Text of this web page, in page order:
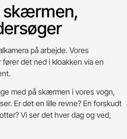
skærmen,
på arbejde. Vores
det ned i kloakken via en
med på skærmen i vores vogn,
Er det en lille revne? En forskudt
Vi ser det hver dag og ved,